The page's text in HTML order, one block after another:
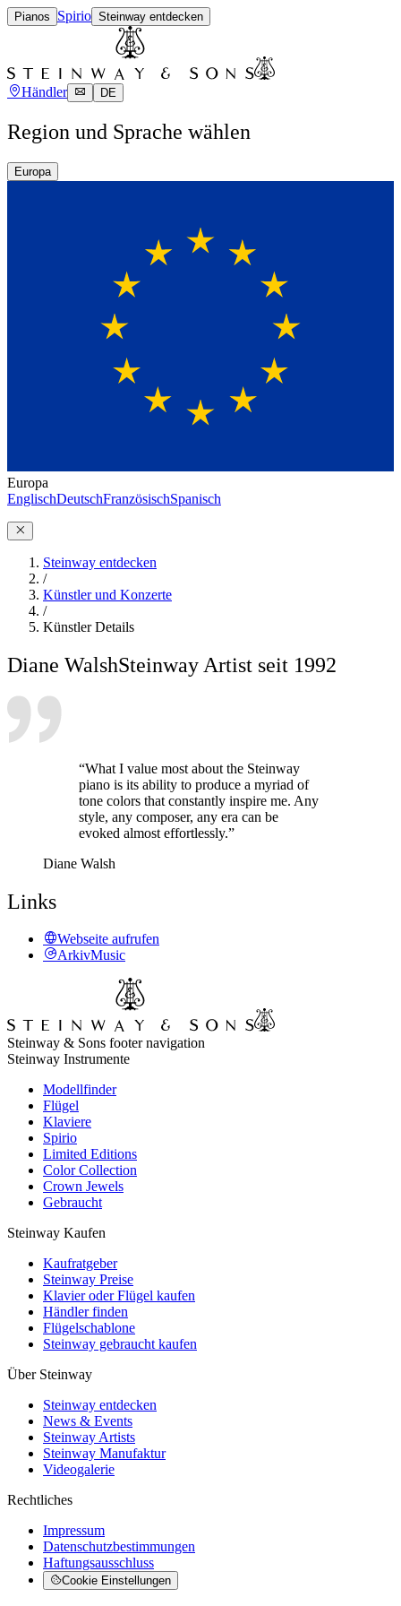
Pianos Spirio Steinway entdecken
Händler DE
Region und Sprache wählen
Europa
Europa
EnglischDeutschFranzösischSpanisch
Steinway entdecken
/
Künstler und Konzerte
/
Künstler Details
Diane WalshSteinway Artist seit 1992
“What I value most about the Steinway
piano is its ability to produce a myriad of
tone colors that constantly inspire me. Any
style, any composer, any era can be
evoked almost effortlessly.”
Diane Walsh
Links
Webseite aufrufen
ArkivMusic
Steinway & Sons footer navigation
Steinway Instrumente
Modellfinder
Flügel
Klaviere
Spirio
Limited Editions
Color Collection
Crown Jewels
Gebraucht
Steinway Kaufen
Kaufratgeber
Steinway Preise
Klavier oder Flügel kaufen
Händler finden
Flügelschablone
Steinway gebraucht kaufen
Über Steinway
Steinway entdecken
News & Events
Steinway Artists
Steinway Manufaktur
Videogalerie
Rechtliches
Impressum
Datenschutzbestimmungen
Haftungsausschluss
Cookie Einstellungen